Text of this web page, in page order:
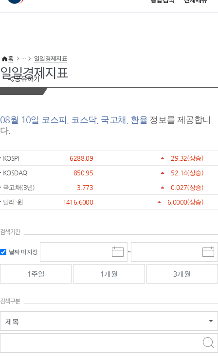
이 누리집은 대한민국 공식 전자정부 누리집입니다.
공유하기
홈 일일경제지표
일일경제지표
08월 10일 코스피, 코스닥, 국고채, 환율 정보를 제공합니
다.
KOSPI 6288.09 29.32(상승)
KOSDAQ
850.95 52.14(상승)
국고채(3년)
3.773 0.027(상승)
달러-원
1416.6000 6.0000(상승)
검색기간
날짜 미지정
시
작
일
선
~
종
료
선
1주일 1개월 3개월
검색구분
제목